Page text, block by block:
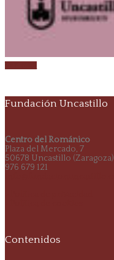
Fundación Uncastillo
Centro del Románico
Plaza del Mercado, 7
50678 Uncastillo (Zaragoza)
976 679 121
Contenidos